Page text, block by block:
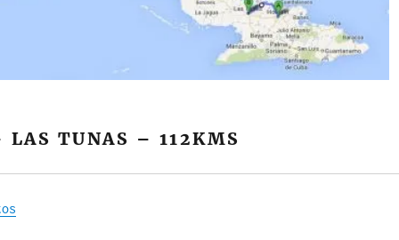
LAS TUNAS – 112KMS